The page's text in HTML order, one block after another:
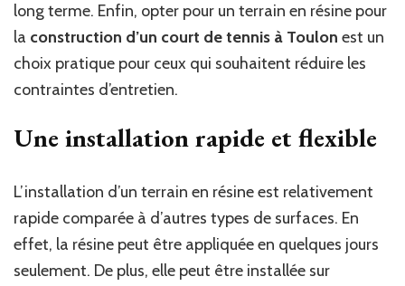
long terme. Enfin, opter pour un terrain en résine pour
la construction d’un court de tennis à Toulon est un
choix pratique pour ceux qui souhaitent réduire les
contraintes d’entretien.
Une installation rapide et flexible
L’installation d’un terrain en résine est relativement
rapide comparée à d’autres types de surfaces. En
effet, la résine peut être appliquée en quelques jours
seulement. De plus, elle peut être installée sur